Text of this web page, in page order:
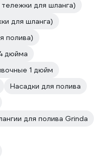
для шланга)
для шланга)
полива)
дюйма
1 дюйм
Насадки для полива
для полива Grinda